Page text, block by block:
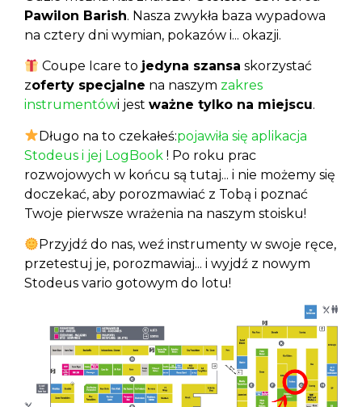
Pawilon Barish. Nasza zwykła baza wypadowa
na cztery dni wymian, pokazów i... okazji.
Coupe Icare to jedyna szansa skorzystać
zoferty specjalne na naszym zakres
instrumentówi jest ważne tylko na miejscu.
Długo na to czekałeś:pojawiła się aplikacja
Stodeus i jej LogBook ! Po roku prac
rozwojowych w końcu są tutaj... i nie możemy się
doczekać, aby porozmawiać z Tobą i poznać
Twoje pierwsze wrażenia na naszym stoisku!
Przyjdź do nas, weź instrumenty w swoje ręce,
przetestuj je, porozmawiaj... i wyjdź z nowym
Stodeus vario gotowym do lotu!